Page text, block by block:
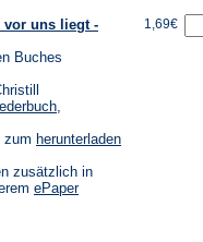
vor uns liegt -
Buches
,
zum herunterladen
zusätzlich in
ePaper(Öffnet
1,69€